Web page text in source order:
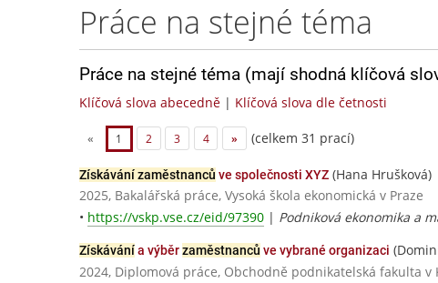
Práce na stejné téma
Práce na stejné téma (mají shodná klíčová
Klíčová slova abecedně | Klíčová slova dle četnosti
« 1 2 3 4 » (celkem 31 prací)
Získávání zaměstnanců ve společnosti XYZ (Hana Hrušková)
2025, Bakalářská práce, Vysoká škola ekonomická v Praze
• https://vskp.vse.cz/eid/97390 | Podniková ekonomika a
Získávánía výběrzaměstnanců ve vybrané organizaci
2024, Diplomová práce, Obchodně podnikatelská fakulta